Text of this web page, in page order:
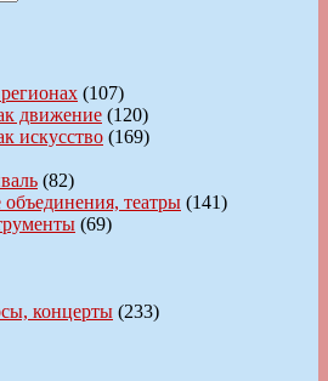
(107)
движение (120)
искусство (169)
(82)
театры (141)
(69)
концерты (233)